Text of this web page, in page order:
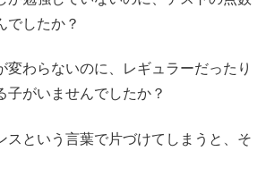
でしたか？
変わらないのに、レギュラーだったり
子がいませんでしたか？
スという言葉で片づけてしまうと、そ